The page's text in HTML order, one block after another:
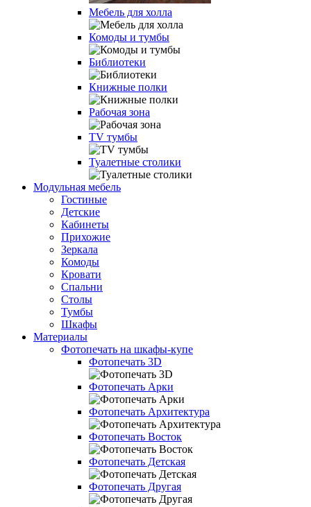
Мебель для холла
Комоды и тумбы
Библиотеки
Книжные полки
Рабочая зона
TV тумбы
Туалетные столики
Модульная мебель
Гостиные
Детские
Кабинеты
Прихожие
Зеркала
Комоды
Кровати
Спальни
Столы
Тумбы
Шкафы
Материалы
Фотопечать на шкафы-купе
Фотопечать 3D
Фотопечать Арки
Фотопечать Архитектура
Фотопечать Восток
Фотопечать Детская
Фотопечать Другая